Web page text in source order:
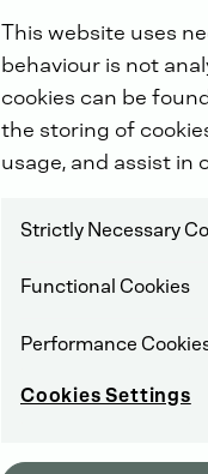
This website uses
behaviour is not
cookies can be
the storing of
usage, and assist in
Strictly Necessary
Functional Cookies
Performance
Cookies Settings